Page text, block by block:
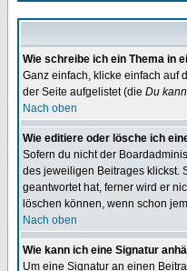
Wie schreibe ich ein Thema in
Ganz einfach, klicke einfach auf
der Seite aufgelistet (die Du
Nach oben
Wie editiere oder lösche ich
Sofern du nicht der
des jeweiligen Beitrages klickst.
geantwortet hat, ferner wird er
löschen können, wenn schon
Nach oben
Wie kann ich eine Signatur
Um eine Signatur an einen